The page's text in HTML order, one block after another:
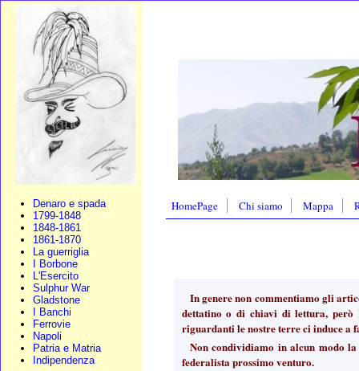
Denaro e spada
1799-1848
1848-1861
1861-1870
La guerriglia
I Borbone
L'Esercito
Sulphur War
Gladstone
I Banchi
Ferrovie
Napoli
Patria e Matria
Indipendenza
HomePage Chi siamo Mappa
In genere non commentiamo gli
dettatino o di chiavi di lettura, però
riguardanti le nostre terre ci induce a
Non condividiamo in alcun modo
federalista prossimo venturo.